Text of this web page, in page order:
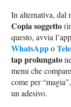
In alternativa, dal
Copia soggetto
questo, avvia
WhatsAppo
tap prolungato
menu che
come per
un adesivo.